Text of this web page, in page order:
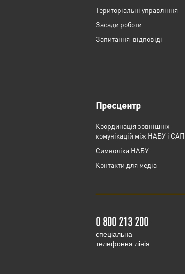
Територіальні управління
Засади роботи
Запитання-відповіді
Пресцентр
Координація зовнішніх
комунікацій між НАБУ і САП
Cимволіка НАБУ
Контакти для медіа
0 800 213 200
cпеціальна
телефонна лінія